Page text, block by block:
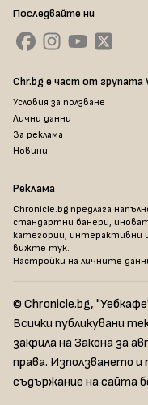
Последвайте ни
Chr.bg е част от групата
Условия за ползване
Лични данни
За реклама
Новини
Реклама
Chronicle.bg предлага
стандартни банери,
категории, интерактивни
вижте тук.
Настройки на личните
© Chronicle.bg,
Всички публикувани
закрила на Закона за
права. Използването и
съдържание на сайта